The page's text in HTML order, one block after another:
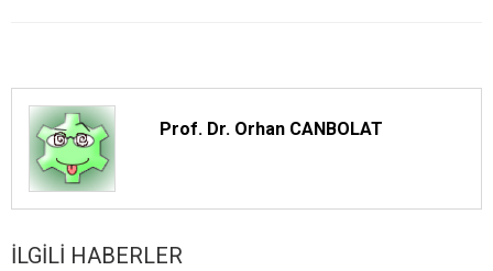
Prof. Dr. Orhan CANBOLAT
İLGILI HABERLER